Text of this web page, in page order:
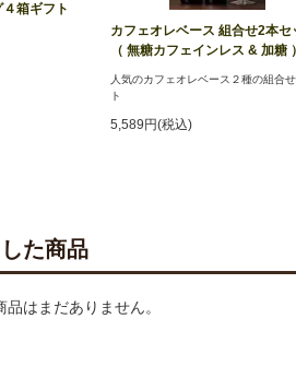
４箱ギフト
カフェオレベース 組合せ2本セ
（ 無糖カフェインレス & 加糖 ）
人気のカフェオレベース２種の組合
ト
5,589円(税込)
た商品
はまだありません。